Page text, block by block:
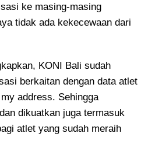
ke masing-masing
tidak ada kekecewaan dari
KONI Bali sudah
berkaitan dengan data atlet
address. Sehingga
dikuatkan juga termasuk
atlet yang sudah meraih